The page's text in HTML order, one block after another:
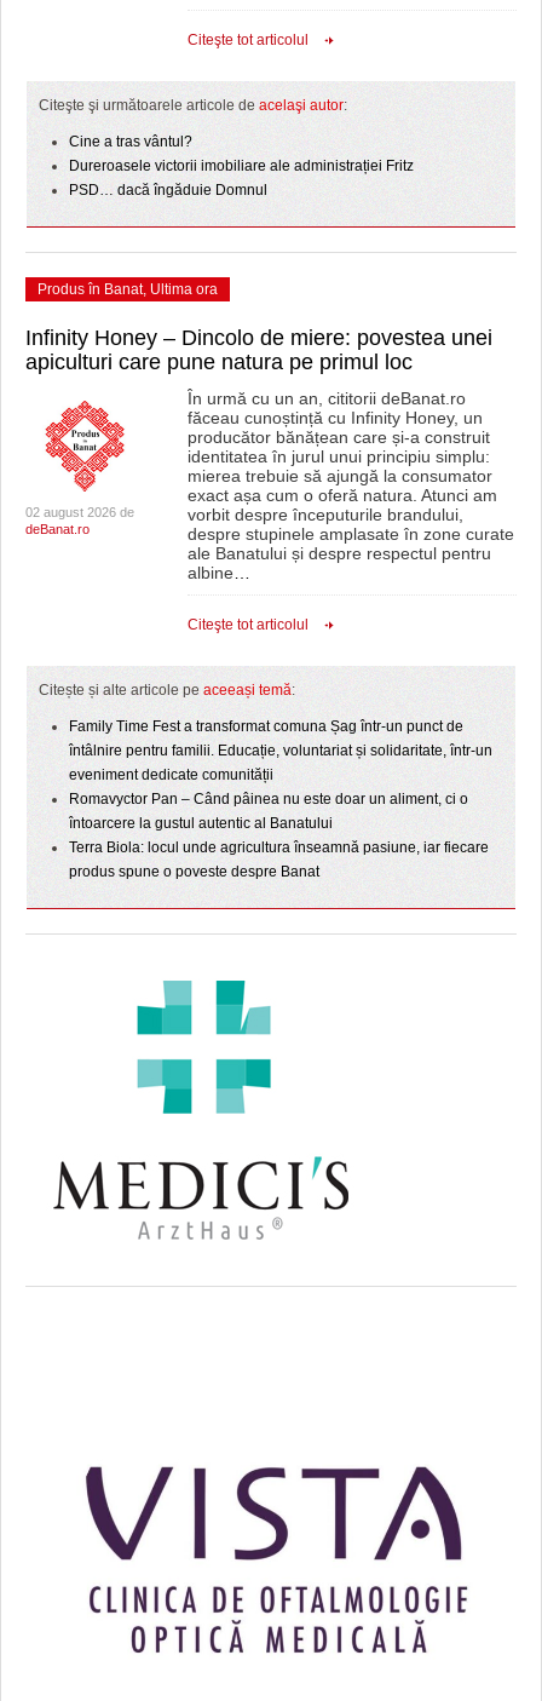
Citeşte tot articolul
Citeşte şi următoarele articole de acelaşi autor:
Cine a tras vântul?
Dureroasele victorii imobiliare ale administrației Fritz
PSD… dacă îngăduie Domnul
Produs în Banat, Ultima ora
Infinity Honey – Dincolo de miere: povestea unei
apiculturi care pune natura pe primul loc
02 august 2026 de
deBanat.ro
În urmă cu un an, cititorii deBanat.ro
făceau cunoștință cu Infinity Honey, un
producător bănățean care și-a construit
identitatea în jurul unui principiu simplu:
mierea trebuie să ajungă la consumator
exact așa cum o oferă natura. Atunci am
vorbit despre începuturile brandului,
despre stupinele amplasate în zone curate
ale Banatului și despre respectul pentru
albine…
Citeşte tot articolul
Citește și alte articole pe aceeași temă:
Family Time Fest a transformat comuna Șag într-un punct de
întâlnire pentru familii. Educație, voluntariat și solidaritate, într-un
eveniment dedicate comunității
Romavyctor Pan – Când pâinea nu este doar un aliment, ci o
întoarcere la gustul autentic al Banatului
Terra Biola: locul unde agricultura înseamnă pasiune, iar fiecare
produs spune o poveste despre Banat